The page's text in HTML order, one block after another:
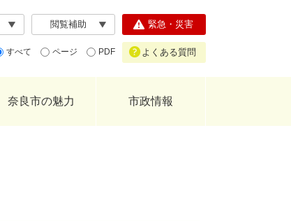
閲覧補助
すべて ページ PDF
緊急・災害
よくある質問
奈良市の魅力 市政情報